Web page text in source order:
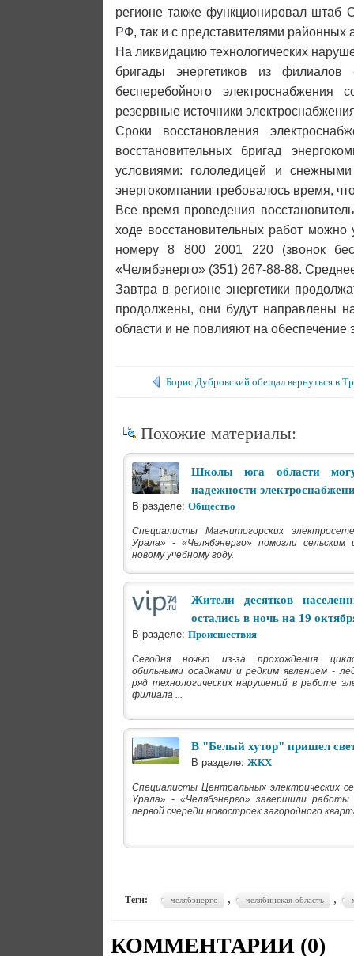
регионе также функционировал
РФ, так и с представителями районных
На ликвидацию технологических
бригады энергетиков из
бесперебойного
резервные источники
Сроки восстановления
восстановительных бригад
условиями: гололедицей и
энергокомпании требовалось время,
Все время проведения
ходе восстановительных работ
номеру 8 800 2001 220 (звонок
«Челябэнерго» (351) 267-88-88.
Завтра в регионе энергетики
продолжены, они будут направлены
области и не повлияют на обеспечение
Борис Дубровский обещал вернуться в
Похожие материалы:
Школы юга области
надежности
В разделе: Общество
Специалисты Магнитогорских
Урала» - «Челябэнерго» помогли
новому учебному году.
Жители десятков
остались в ночь на 19
В разделе: Происшествия
Сегодня ночью из-за прохождения
обильными осадками и редким явлением -
ряд технологических нарушений в работе
филиала ...
В "Белый хутор" пришел
В разделе: ЖКХ
Специалисты Центральных электрических
Урала» - «Челябэнерго» завершили
первой очереди новостроек загородного
Теги: челябэнерго , челябинская область ,
КОММЕНТАРИИ (0)